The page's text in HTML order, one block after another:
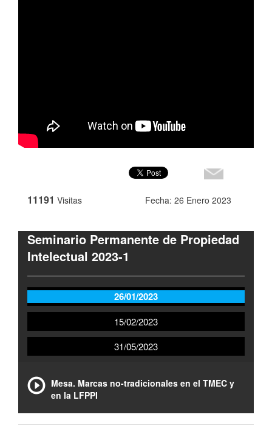
11191 Visitas Fecha: 26 Enero 2023
Seminario Permanente de Propiedad
Intelectual 2023-1
26/01/2023
15/02/2023
31/05/2023
Mesa. Marcas no-tradicionales en el TMEC y
en la LFPPI